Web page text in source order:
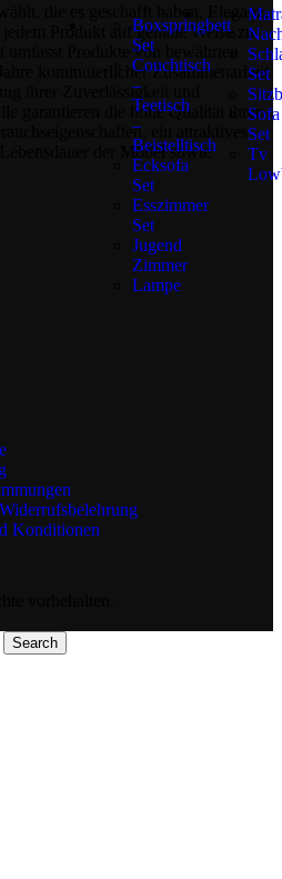
die es geschafft haben, Eleganz,
Produkt auf geniale Weise zu
Produkte von bewährten
kontinuierlicher Zusammenarbeit
ihrer Zuverlässigkeit und
garantieren die hohe Qualität ihrer
ein attraktives
der Möbel sowie
Boxspringbett
Set
Couchtisch
–
Teetisch
–
Beistelltisch
Ecksofa
Set
Esszimmer
Set
Jugend
Zimmer
Lampe
Set
Sofa
Set
Tv
Konditionen
Search